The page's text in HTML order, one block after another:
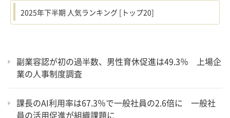
副業容認が初の過半数、男性育休促進は49.3％ 上場企
業の人事制度調査
課長のAI利用率は67.3％で一般社員の2.6倍に 一般社
員の活用促進が組織課題に
2025年下半期 人気ランキング [トップ20]